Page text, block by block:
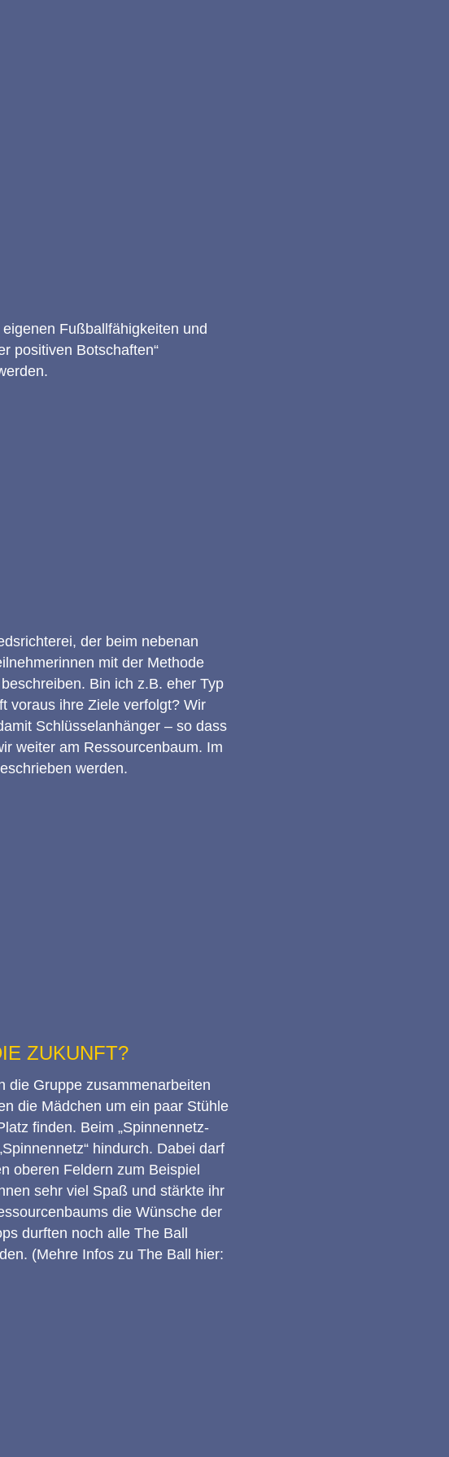
Fußballfähigkeiten und
positiven Botschaften“
der beim nebenan
mit der Methode
Bin ich z.B. eher Typ
voraus ihre Ziele verfolgt? Wir
Schlüsselanhänger – so dass
weiter am Ressourcenbaum. Im
werden.
ZUKUNFT?
die Gruppe zusammenarbeiten
die Mädchen um ein paar Stühle
finden. Beim „Spinnennetz-
hindurch. Dabei darf
oberen Feldern zum Beispiel
sehr viel Spaß und stärkte ihr
die Wünsche der
durften noch alle The Ball
(Mehre Infos zu The Ball hier: